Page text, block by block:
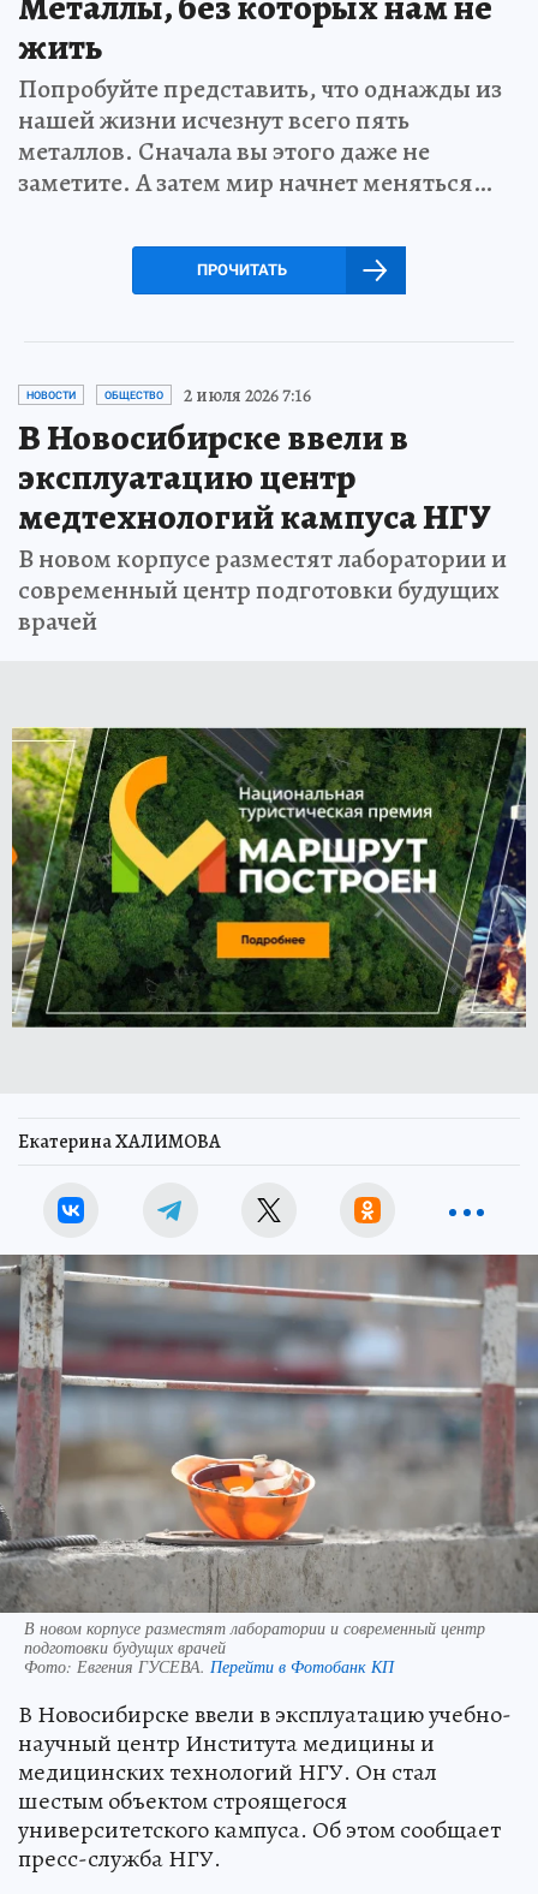
жить
Попробуйте представить, что однажды из
нашей жизни исчезнут всего пять
металлов. Сначала вы этого даже не
заметите. А затем мир начнет меняться…
ПРОЧИТАТЬ
НОВОСТИ ОБЩЕСТВО 2 июля 2026 7:16
В Новосибирске ввели в
эксплуатацию центр
медтехнологий кампуса НГУ
В новом корпусе разместят лаборатории и
современный центр подготовки будущих
врачей
Екатерина ХАЛИМОВА
В новом корпусе разместят лаборатории и современный центр
подготовки будущих врачей
Фото: Евгения ГУСЕВА. Перейти в Фотобанк КП
В Новосибирске ввели в эксплуатацию учебно-
научный центр Института медицины и
медицинских технологий НГУ. Он стал
шестым объектом строящегося
университетского кампуса. Об этом сообщает
пресс-служба НГУ.